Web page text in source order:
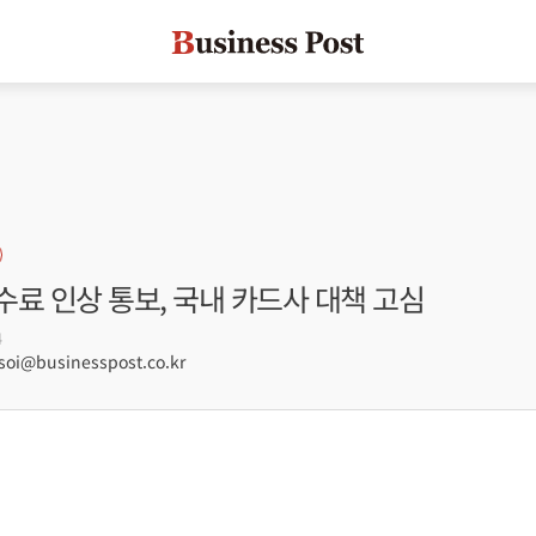
료 인상 통보, 국내 카드사 대책 고심